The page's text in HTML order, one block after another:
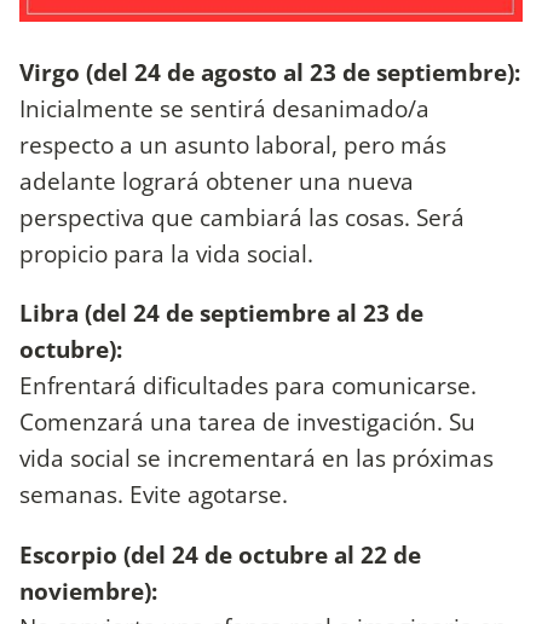
Virgo (del 24 de agosto al 23 de septiembre):
Inicialmente se sentirá desanimado/a
respecto a un asunto laboral, pero más
adelante logrará obtener una nueva
perspectiva que cambiará las cosas. Será
propicio para la vida social.
Libra (del 24 de septiembre al 23 de
octubre):
Enfrentará dificultades para comunicarse.
Comenzará una tarea de investigación. Su
vida social se incrementará en las próximas
semanas. Evite agotarse.
Escorpio (del 24 de octubre al 22 de
noviembre):